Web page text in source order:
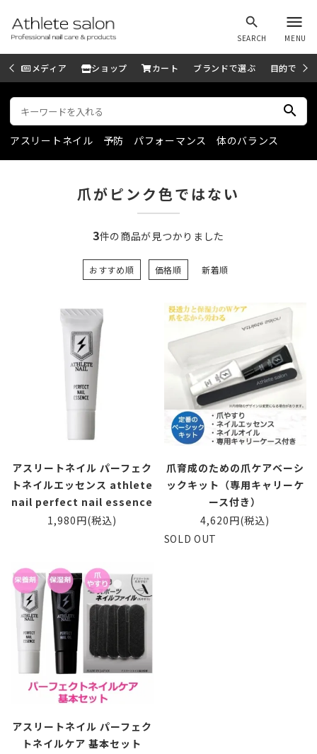
search
SEARCH
menu
MENU
メディア ショップ カート ブランドで選ぶ 目的で選ぶ
search
アスリートネイル 予防 パフォーマンス 体のバランス
爪がピンク色ではない
3件の商品が見つかりました
おすすめ順 価格順 新着順
アスリートネイル パーフェク
トネイルエッセンス athlete
nail perfect nail essence
1,980円(税込)
爪育成のための爪ケアベーシ
ックキット（専用キャリーケ
ース付き）
4,620円(税込)
SOLD OUT
アスリートネイル パーフェク
トネイルケア 基本セット